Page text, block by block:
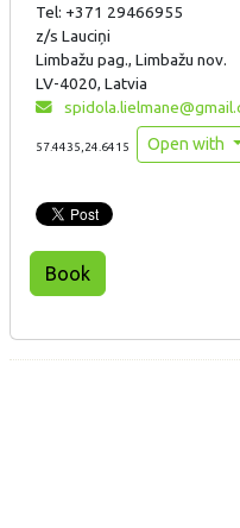
Tel: +371 29466955
z/s Lauciņi
Limbažu pag., Limbažu nov.
LV-4020, Latvia
57.4435,24.6415 Open with
Book